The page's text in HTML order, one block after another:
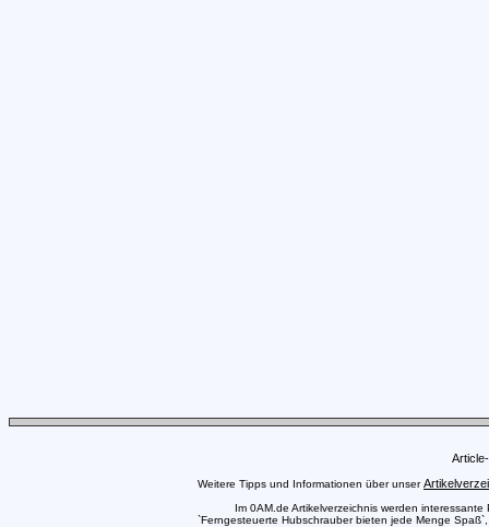
Weitere Tipps und Informationen über unser
Im 0AM.de Artikelverzeichnis werden
`Ferngesteuerte Hubschrauber bieten jede Menge